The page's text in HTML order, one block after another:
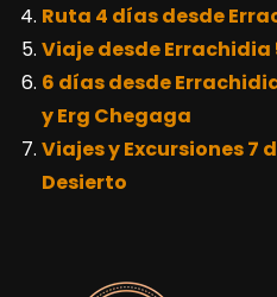
Ruta 4 días desde
Viaje desde
6 días desde
y Erg Chegaga
Viajes y Excursiones 7
Desierto